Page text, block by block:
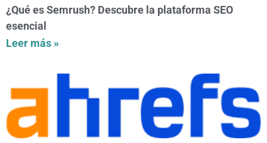
¿Qué es Semrush? Descubre la plataforma SEO
esencial
Leer más »